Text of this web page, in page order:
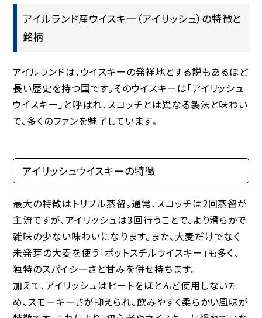
アイルランド産ウイスキー（アイリッシュ）の特徴と
銘柄
アイルランドは、ウイスキーの発祥地とする説もあるほど
長い歴史を持つ国です。そのウイスキーは「アイリッシュ
ウイスキー」と呼ばれ、スコッチとは異なる製法と味わい
で、多くのファンを魅了しています。
アイリッシュウイスキーの特徴
最大の特徴は トリプル蒸留。通常、スコッチは2回蒸留が
主流ですが、アイリッシュは3回行うことで、より滑らかで
雑味の少ない味わいになります。また、大麦だけでなく
未発芽の大麦を使う「ポットスチルウイスキー」も多く、
独特のスパイシーさと甘みを併せ持ちます。
加えて、アイリッシュはピートをほとんど使用しないた
め、スモーキーさが抑えられ、飲みやすく柔らかい風味が